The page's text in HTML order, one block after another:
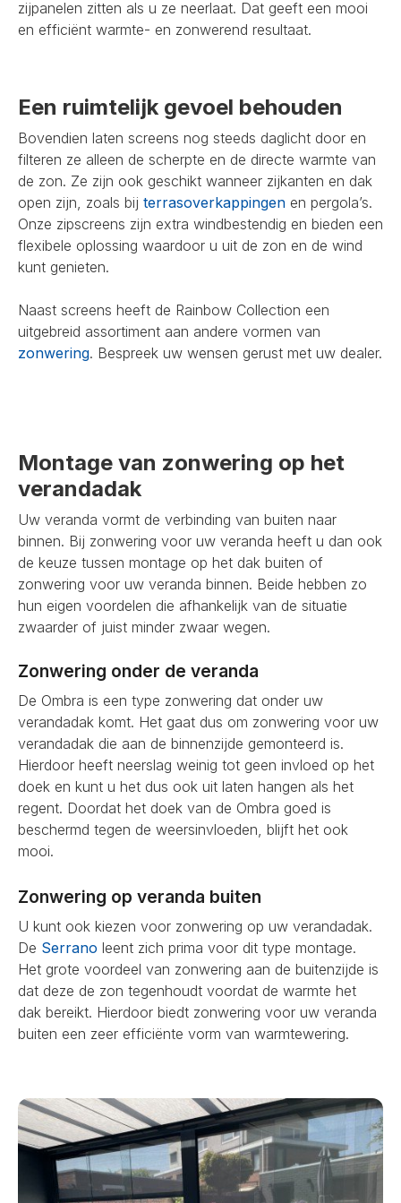
zijpanelen zitten als u ze neerlaat. Dat geeft een mooi
en efficiënt warmte- en zonwerend resultaat.
Een ruimtelijk gevoel behouden
Bovendien laten screens nog steeds daglicht door en
filteren ze alleen de scherpte en de directe warmte van
de zon. Ze zijn ook geschikt wanneer zijkanten en dak
open zijn, zoals bij terrasoverkappingen en pergola’s.
Onze zipscreens zijn extra windbestendig en bieden een
flexibele oplossing waardoor u uit de zon en de wind
kunt genieten.
Naast screens heeft de Rainbow Collection een
uitgebreid assortiment aan andere vormen van
zonwering. Bespreek uw wensen gerust met uw dealer.
Montage van zonwering op het
verandadak
Uw veranda vormt de verbinding van buiten naar
binnen. Bij zonwering voor uw veranda heeft u dan ook
de keuze tussen montage op het dak buiten of
zonwering voor uw veranda binnen. Beide hebben zo
hun eigen voordelen die afhankelijk van de situatie
zwaarder of juist minder zwaar wegen.
Zonwering onder de veranda
De Ombra is een type zonwering dat onder uw
verandadak komt. Het gaat dus om zonwering voor uw
verandadak die aan de binnenzijde gemonteerd is.
Hierdoor heeft neerslag weinig tot geen invloed op het
doek en kunt u het dus ook uit laten hangen als het
regent. Doordat het doek van de Ombra goed is
beschermd tegen de weersinvloeden, blijft het ook
mooi.
Zonwering op veranda buiten
U kunt ook kiezen voor zonwering op uw verandadak.
De Serrano leent zich prima voor dit type montage.
Het grote voordeel van zonwering aan de buitenzijde is
dat deze de zon tegenhoudt voordat de warmte het
dak bereikt. Hierdoor biedt zonwering voor uw veranda
buiten een zeer efficiënte vorm van warmtewering.